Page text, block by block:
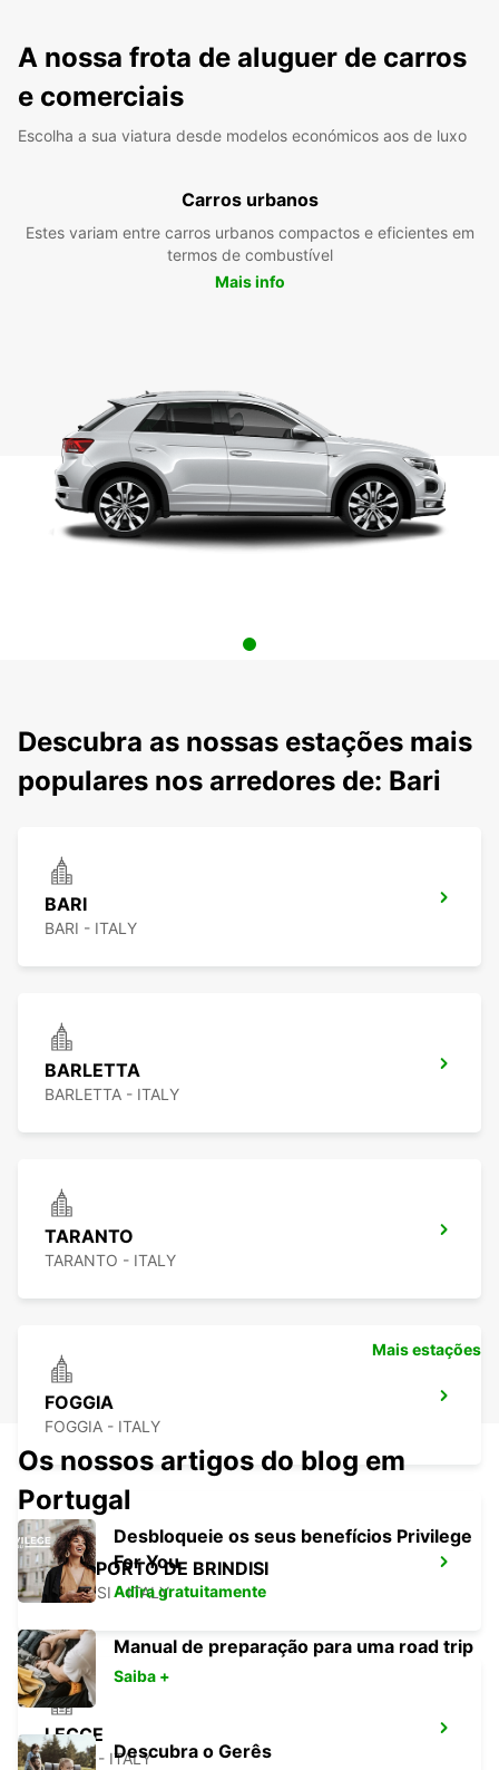
A nossa frota de aluguer de carros
e comerciais
Escolha a sua viatura desde modelos económicos aos de luxo
Carros urbanos
Estes variam entre carros urbanos compactos e eficientes em
termos de combustível
Mais info
Descubra as nossas estações mais
populares nos arredores de: Bari
BARI
BARI - ITALY
BARLETTA
BARLETTA - ITALY
TARANTO
TARANTO - ITALY
FOGGIA
FOGGIA - ITALY
AEROPORTO DE BRINDISI
BRINDISI - ITALY
LECCE
LECCE - ITALY
Mais estações
Os nossos artigos do blog em
Portugal
Desbloqueie os seus benefícios Privilege
For You
Adira gratuitamente
Manual de preparação para uma road trip
Saiba +
Descubra o Gerês